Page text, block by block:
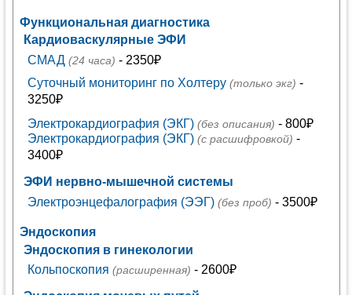
Функциональная диагностика
Кардиоваскулярные ЭФИ
СМАД (24 часа) - 2350₽
Суточный мониторинг по Холтеру (только экг) -
3250₽
Электрокардиография (ЭКГ) (без описания) - 800₽
Электрокардиография (ЭКГ) (с расшифровкой) -
3400₽
ЭФИ нервно-мышечной системы
Электроэнцефалография (ЭЭГ) (без проб) - 3500₽
Эндоскопия
Эндоскопия в гинекологии
Кольпоскопия (расширенная) - 2600₽